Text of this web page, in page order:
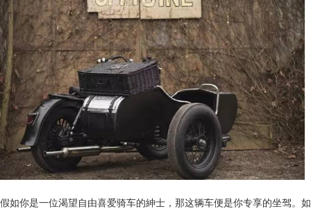
假如你是一位渴望自由喜爱骑车的紳士，那这辆车便是你专享的坐驾。如